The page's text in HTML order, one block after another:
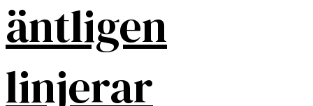
äntligen
linjerar